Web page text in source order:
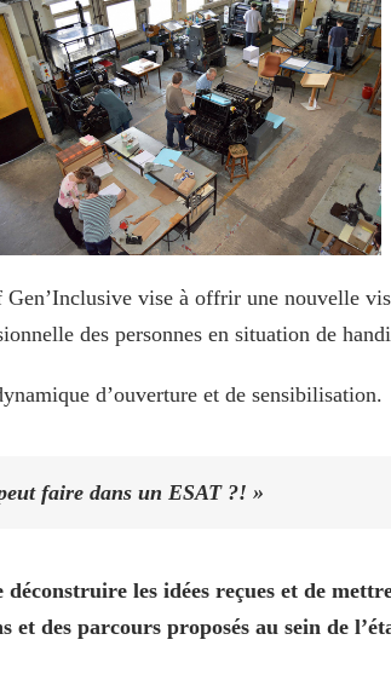
vise à offrir une nouvelle
des personnes en situation de
d’ouverture et de sensibilisation.
faire dans un ESAT ?! »
les idées reçues et de
et des parcours proposés au sein de